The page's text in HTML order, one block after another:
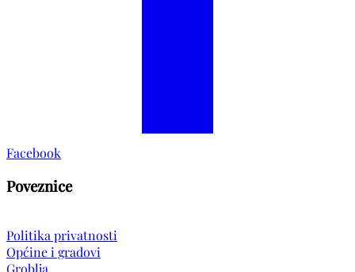
Facebook
Poveznice
Politika privatnosti
Općine i gradovi